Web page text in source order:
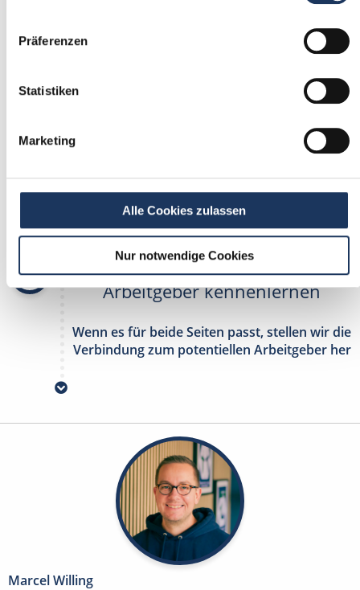
Präferenzen
Statistiken
Marketing
Alle Cookies zulassen
Nur notwendige Cookies
Passende Stellenangebote
stetig neue Stellenangebote erhalten
ohne selbst zu suchen
3
Arbeitgeber kennenlernen
Wenn es für beide Seiten passt, stellen wir die
Verbindung zum potentiellen Arbeitgeber her
Marcel Willing